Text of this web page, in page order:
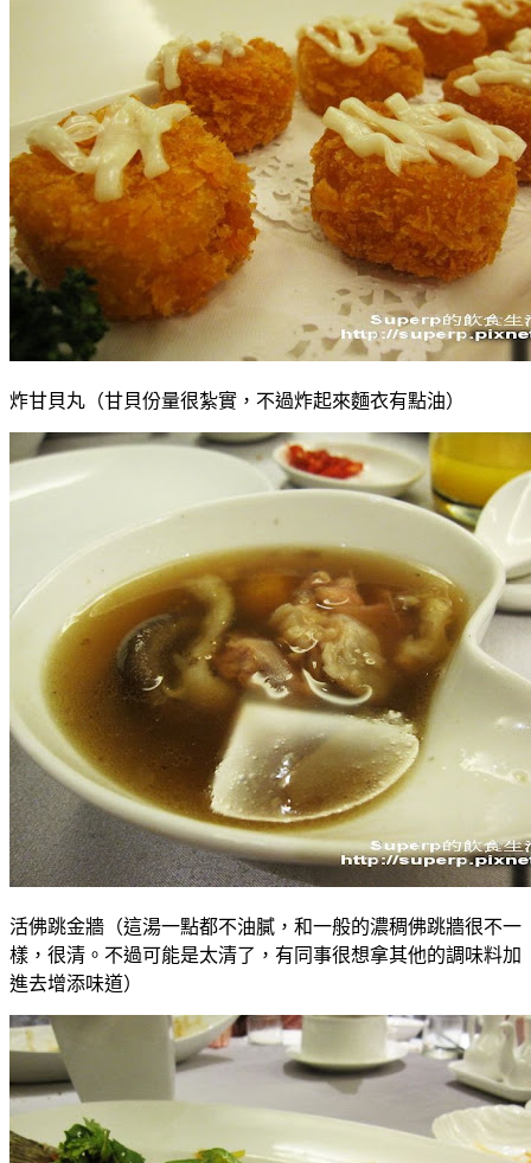
炸甘貝丸（甘貝份量很紮實，不過炸起來麵衣有點油）
活佛跳金牆（這湯一點都不油膩，和一般的濃稠佛跳牆很不一
樣，很清。不過可能是太清了，有同事很想拿其他的調味料加
進去增添味道）